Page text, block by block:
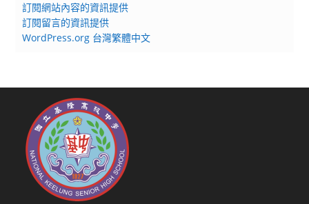
訂閱網站內容的資訊提供
訂閱留言的資訊提供
WordPress.org 台灣繁體中文